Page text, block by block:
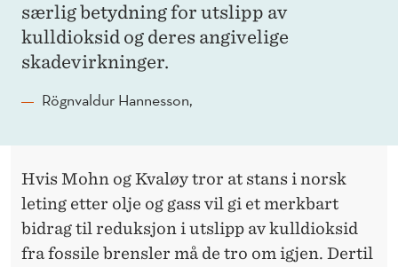
særlig betydning for utslipp av
kulldioksid og deres angivelige
skadevirkninger.
Rögnvaldur Hannesson,
Hvis Mohn og Kvaløy tror at stans i norsk
leting etter olje og gass vil gi et merkbart
bidrag til reduksjon i utslipp av kulldioksid
fra fossile brensler må de tro om igjen. Dertil